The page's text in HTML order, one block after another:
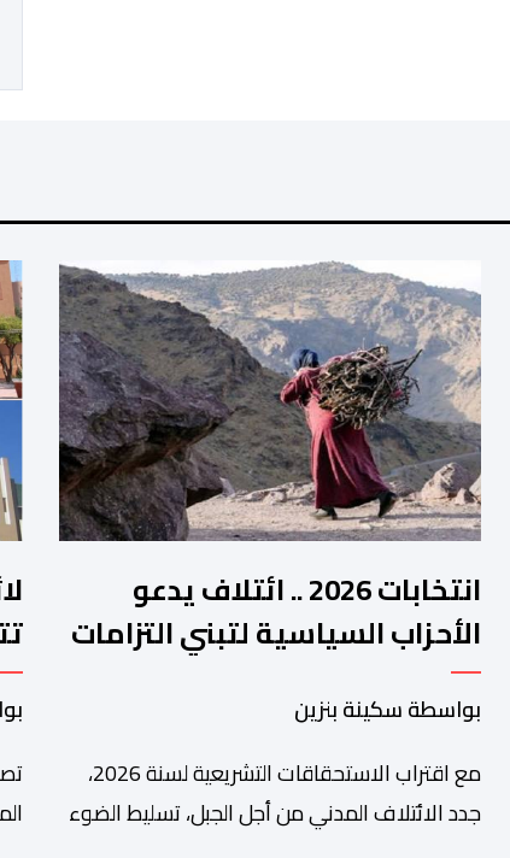
انتخابات 2026 .. ائتلاف يدعو
الأحزاب السياسية لتبني التزامات
واضحة تجاه المناطق الجبلية
بواسطة سكينة بنزين
مع اقتراب الاستحقاقات التشريعية لسنة 2026،
جدد الائتلاف المدني من أجل الجبل، تسليط الضوء